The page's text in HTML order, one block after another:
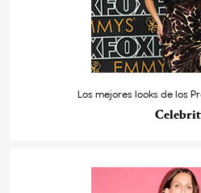
Los mejores looks de los